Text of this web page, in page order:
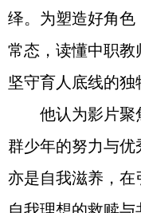
绎。为塑造好角色
常态，读懂中职
坚守育人底线的独
他认为影片聚
群少年的努力与
亦是自我滋养，